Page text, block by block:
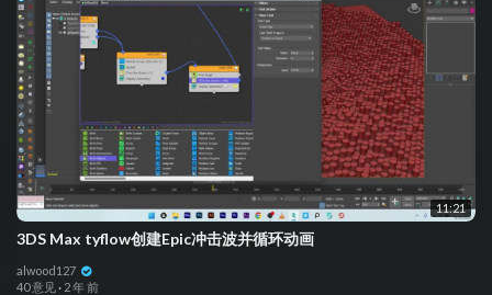
11:21
3DS Max tyflow创建Epic冲击波并循环动画
alwood127
40 意见· 2 年 前